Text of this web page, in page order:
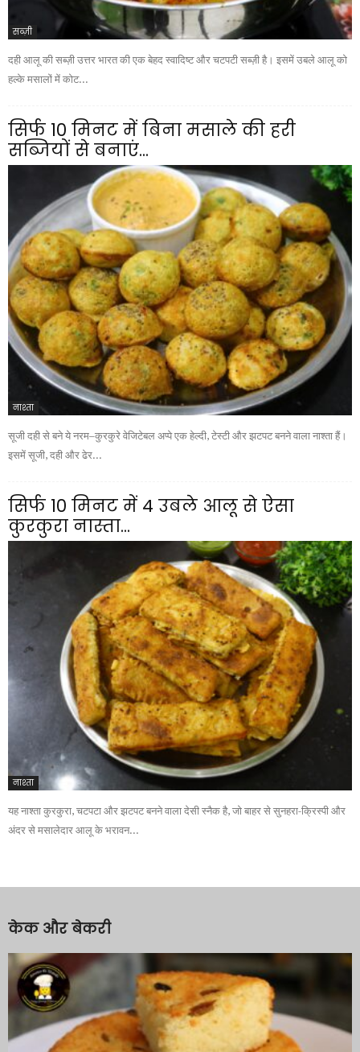
सब्ज़ी
दही आलू की सब्ज़ी उत्तर भारत की एक बेहद स्वादिष्ट और चटपटी सब्ज़ी है। इसमें उबले आलू को
हल्के मसालों में कोट...
सिर्फ 10 मिनट में बिना मसाले की हरी
सब्जियों से बनाएं...
नाश्ता
सूजी दही से बने ये नरम–कुरकुरे वेजिटेबल अप्पे एक हेल्दी, टेस्टी और झटपट बनने वाला नाश्ता हैं।
इसमें सूजी, दही और ढेर...
सिर्फ 10 मिनट में 4 उबले आलू से ऐसा
कुरकुरा नास्ता...
नाश्ता
यह नाश्ता कुरकुरा, चटपटा और झटपट बनने वाला देसी स्नैक है, जो बाहर से सुनहरा-क्रिस्पी और
अंदर से मसालेदार आलू के भरावन...
केक और बेकरी